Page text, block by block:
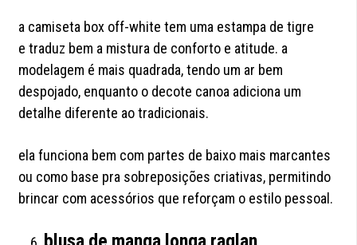
a camiseta box off-white tem uma estampa de tigre
e traduz bem a mistura de conforto e atitude. a
modelagem é mais quadrada, tendo um ar bem
despojado, enquanto o decote canoa adiciona um
detalhe diferente ao tradicionais.
ela funciona bem com partes de baixo mais marcantes
ou como base pra sobreposições criativas, permitindo
brincar com acessórios que reforçam o estilo pessoal.